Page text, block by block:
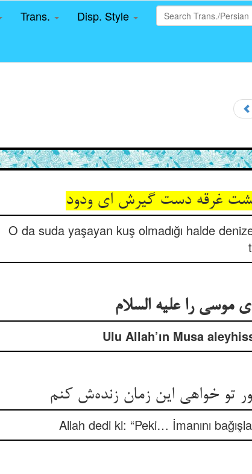
Trans. Disp. Style
گشت غرقه دست گیرش ای ودود
O da suda yaşayan kuş olmadığı halde
موسی را علیه السلام
Ulu Allah’ın Musa
تو خواهی این زمان زنده‌ش کنم
Allah dedi ki: “Peki… İmanını